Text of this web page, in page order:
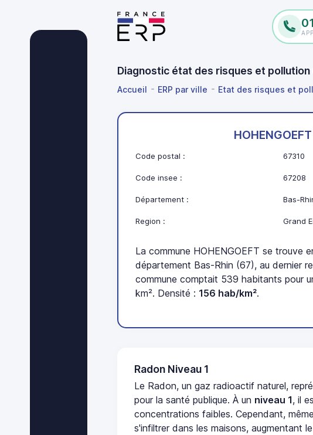
Diagnostic état des risques et pollution
Accueil ERP par ville Etat des risques et
HOHENGOEFT
Code postal : 67310
Code insee : 67208
Département : Bas-
Region : Grand
La commune HOHENGOEFT se trouve
département Bas-Rhin (67), au dernier
commune comptait 539 habitants pour
km². Densité : 156 hab/km².
Radon Niveau 1
Le Radon, un gaz radioactif naturel,
pour la santé publique. À un niveau 1, il
concentrations faibles. Cependant,
s'infiltrer dans les maisons, augmentant